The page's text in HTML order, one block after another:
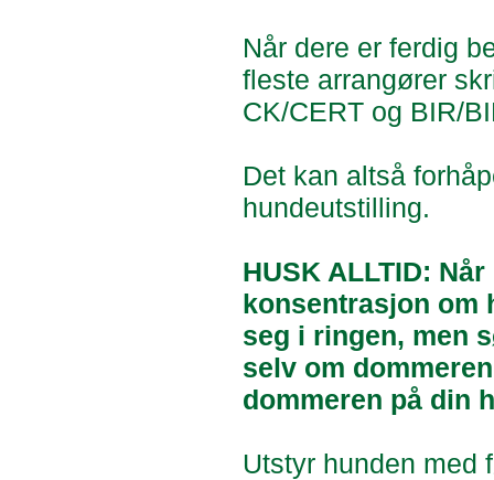
Når dere er ferdig
fleste arrangører
CK/CERT og BIR/
Det kan altså
hundeutstilling.
HUSK ALLTID: Når
konsentrasjon om
seg i ringen, men
selv om
dommeren på din
Utstyr hunden med